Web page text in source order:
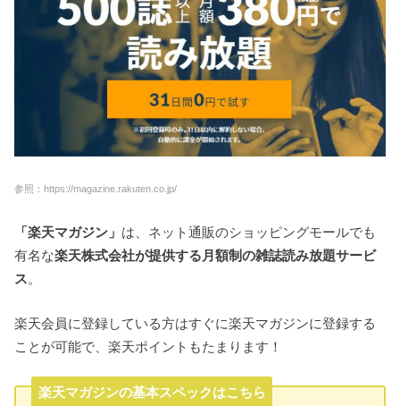
参照：https://magazine.rakuten.co.jp/
「楽天マガジン」 は、ネット通販のショッピングモールでも
有名な楽天株式会社が提供する月額制の雑誌読み放題サービ
ス。
楽天会員に登録している方はすぐに楽天マガジンに登録する
ことが可能で、楽天ポイントもたまります！
楽天マガジンの基本スペックはこちら